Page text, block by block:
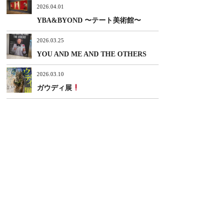
2026.04.01
YBA&BYOND 〜テート美術館〜
2026.03.25
YOU AND ME AND THE OTHERS
2026.03.10
ガウディ展